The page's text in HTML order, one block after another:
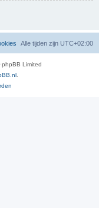
Alle tijden zijn UTC+02:00
Limited